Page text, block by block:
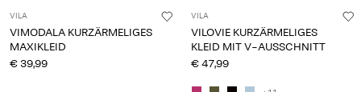
VILA
VIMODALA KURZÄRMELIGES
MAXIKLEID
€ 39,99
VILA
VILOVIE KURZÄRMELIGES
KLEID MIT V-AUSSCHNITT
€ 47,99